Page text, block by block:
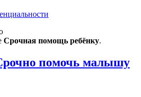
Срочная помощь ребёнку.
помочь малышу